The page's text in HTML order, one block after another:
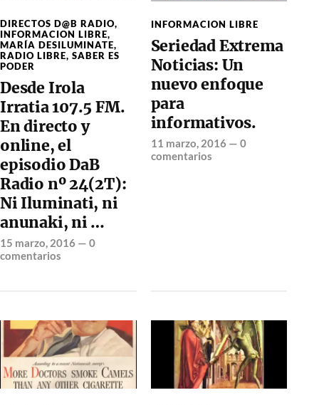
DIRECTOS D@B RADIO,
INFORMACION LIBRE,
MARÍA DESILUMINATE,
RADIO LIBRE, SABER ES
PODER
Desde Irola
Irratia 107.5 FM.
En directo y
online, el
episodio DaB
Radio nº 24(2T):
Ni Iluminati, ni
anunaki, ni …
15 marzo, 2016 — 0
comentarios
INFORMACION LIBRE
Seriedad Extrema
Noticias: Un
nuevo enfoque
para
informativos.
11 marzo, 2016— 0
comentarios